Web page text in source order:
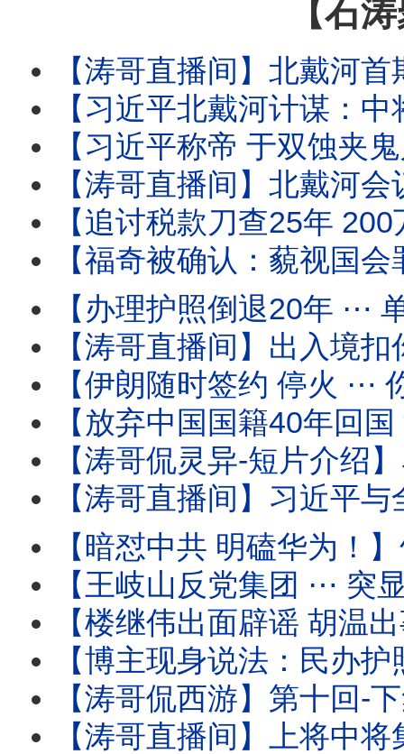
【石
【涛哥直播间】北戴河首期要务：中将上位
【习近平北戴河计谋：中将治军 张又侠五中全会祭旗】中少将补缺
【习近平称帝 于双蚀夹鬼月 ⋯ 借妖魂江泽民百年纪念！】8月17
【涛哥直播间】北戴河会议撞上“双蚀夹鬼月”！天津大爆炸日撞上“日
【追讨税款刀查25年 200万富豪鬼节噩梦！】境外使用微博
【福奇被确认：藐视国会罪成立！】参议院
【办理护照倒退20年 ⋯ 单位介绍信！】人-税双杀瞬
【涛哥直播间】出入境扣你6个月至3年
【伊朗随时签约 停火 ⋯ 你信吗？】油
【放弃中国国籍40年回国 深圳出境 被海关审查
【涛哥侃灵异-短片介绍】马斯克的特异功能：灵魂与肉身
【涛哥直播间】习近平与全军将领-死对头！军中无龙
【暗怼中共 明磕华为！】竹知了 ⋯ 哇哇
【王岐山反党集团 ⋯ 突显网路！】胡锦涛举家
【楼继伟出面辟谣 胡温出事儿传闻 ⋯ 撼动了谁？】北戴河会议
【博主现身说法：民办护照开卡！】警察开始追讨户
【涛哥侃西游】第十回-下集：二将军宫门镇鬼 唐太宗地府还魂 ⋯ 阴曹
【涛哥直播间】上将中将集体缺席建军99